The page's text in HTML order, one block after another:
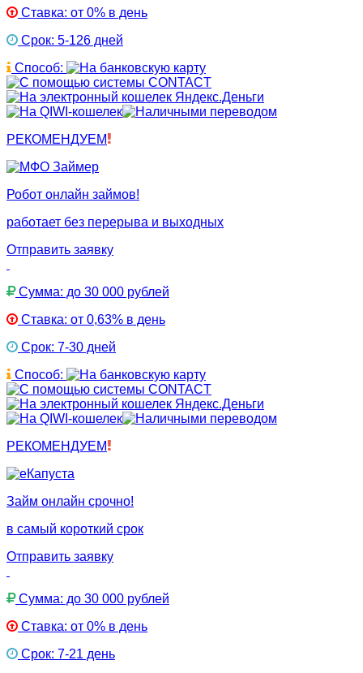
Ставка: от 0% в день
Срок: 5-126 дней
Способ:
РЕКОМЕНДУЕМ
Робот онлайн займов!
работает без перерыва и выходных
Отправить заявку
Сумма: до 30 000 рублей
Ставка: от 0,63% в день
Срок: 7-30 дней
Способ:
РЕКОМЕНДУЕМ
Займ онлайн срочно!
в самый короткий срок
Отправить заявку
Сумма: до 30 000 рублей
Ставка: от 0% в день
Срок: 7-21 день